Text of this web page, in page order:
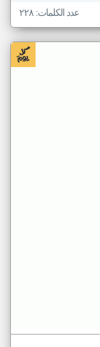
عدد الكلمات: ٢٢٨